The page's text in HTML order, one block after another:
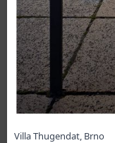
Villa Thugendat, Brno